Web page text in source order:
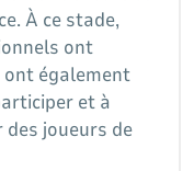
À ce stade,
ont
également
et à
des joueurs de